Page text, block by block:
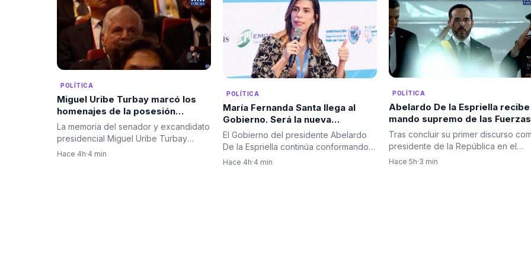
POLÍTICA
Miguel Uribe Turbay marcó los
homenajes de la posesión
presidencial de Abelardo De la
Espriella
La memoria del senador y excandidato
presidencial Miguel Uribe Turbay
ocupó un lugar central…
Hace 4h·4 min
POLÍTICA
María Fernanda Santa llega al
Gobierno. Será la nueva
viceministra de Infraestructura
El Gobierno del presidente Abelardo
De la Espriella continúa conformando
su equipo ministerial con…
Hace 4h·4 min
POLÍTICA
Abelardo De la Espriella
mando supremo de las Fuerzas
Militares en solemne
de reconocimiento de tropas
Tras concluir su primer discurso
presidente de la República en el
Batallón Pichincha de Cali,…
Hace 5h·3 min